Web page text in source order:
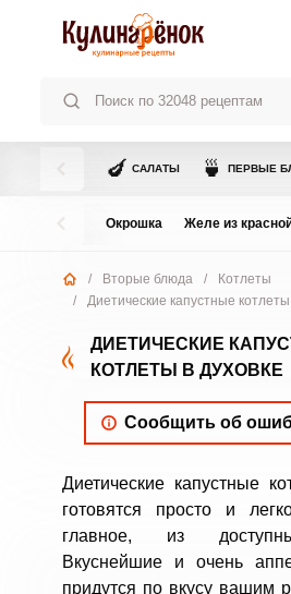
🍆 САЛАТЫ 🍵 ПЕРВЫЕ
Окрошка Желе из
/ Вторые блюда /
Котлеты
/
Диетические капустные котлеты
ДИЕТИЧЕСКИЕ
КОТЛЕТЫ В ДУХОВКЕ
Сообщить об
Диетические капустные
готовятся просто и
главное, из
Вкуснейшие и очень
придутся по вкусу вашим